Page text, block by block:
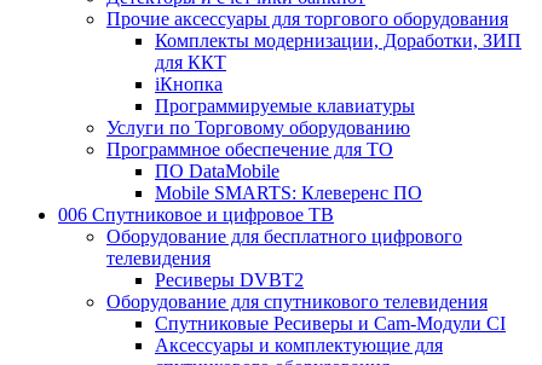
Прочие аксессуары для торгового оборудования
Комплекты модернизации, Доработки, ЗИП
для ККТ
iКнопка
Программируемые клавиатуры
Услуги по Торговому оборудованию
Программное обеспечение для ТО
ПО DataMobile
Mobile SMARTS: Клеверенс ПО
006 Спутниковое и цифровое ТВ
Оборудование для бесплатного цифрового
телевидения
Ресиверы DVBT2
Оборудование для спутникового телевидения
Спутниковые Ресиверы и Cam-Модули CI
Аксессуары и комплектующие для